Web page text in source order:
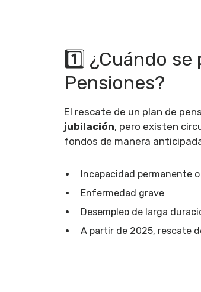
1️⃣ ¿Cuándo
Pensiones?
El rescate de un plan de
jubilación, pero existen
fondos de manera
Incapacidad permanente
Enfermedad grave
Desempleo de larga
A partir de 2025, rescate